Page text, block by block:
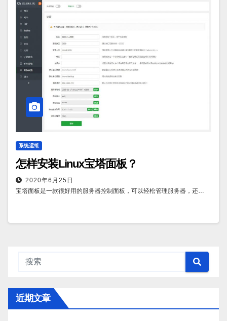
系统运维
怎样安装Linux宝塔面板？
2020年6月25日
宝塔面板是一款很好用的服务器控制面板，可以轻松管理服务器，还…
近期文章